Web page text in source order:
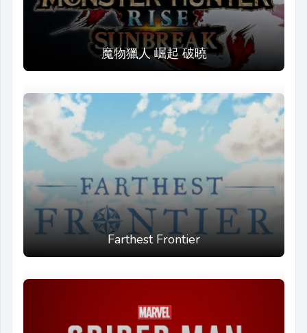
魔物獵人 崛起 破曉
Farthest Frontier